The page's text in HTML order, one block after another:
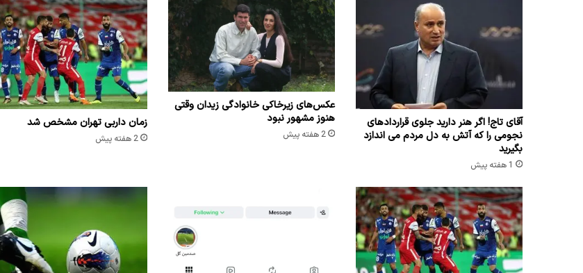
آقای تاج! اگر هنر دارید جلوی قراردادهای
نجومی را که آتش به دل مردم می اندازد
بگیرید
1 هفته پیش
عکس‌های زیرخاکی خانوادگی زیدان وقتی
هنوز مشهور نبود
2 هفته پیش
زمان داربی تهران مشخص شد
2 هفته پیش